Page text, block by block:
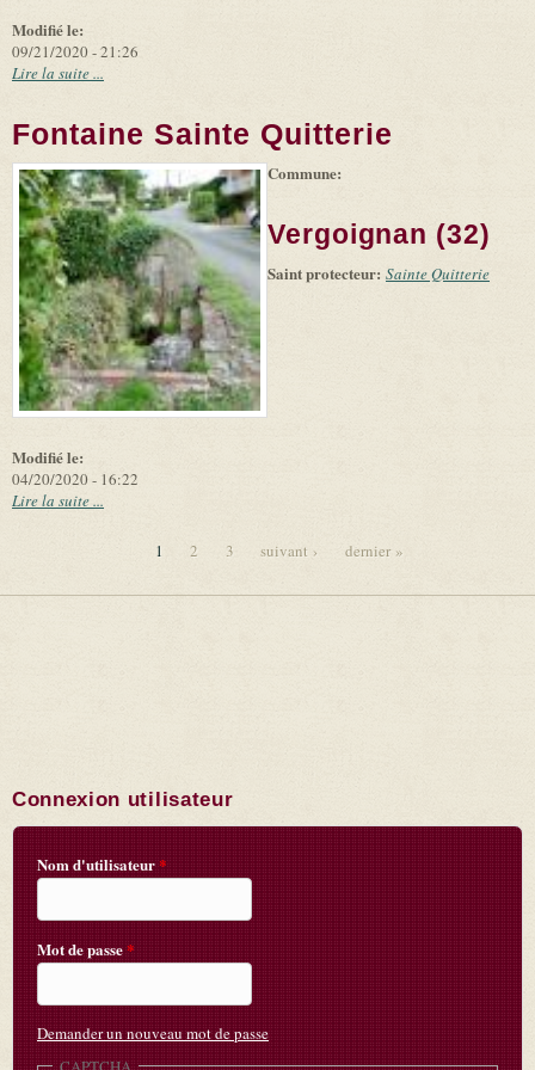
Modifié le:
09/21/2020 - 21:26
Lire la suite ...
Fontaine Sainte Quitterie
-
Leaflet (link is
|
Tiles
(link is
external)
©
Microsoft
and
suppliers
Modifié le:
04/20/2020 - 16:22
Commune:
Vergoignan (32)
Saint protecteur: Sainte Quitterie
Lire la suite ...
Pages
1 2 3 suivant › dernier »
Connexion utilisateur
Nom d'utilisateur*
Mot de passe*
Demander un nouveau mot de passe